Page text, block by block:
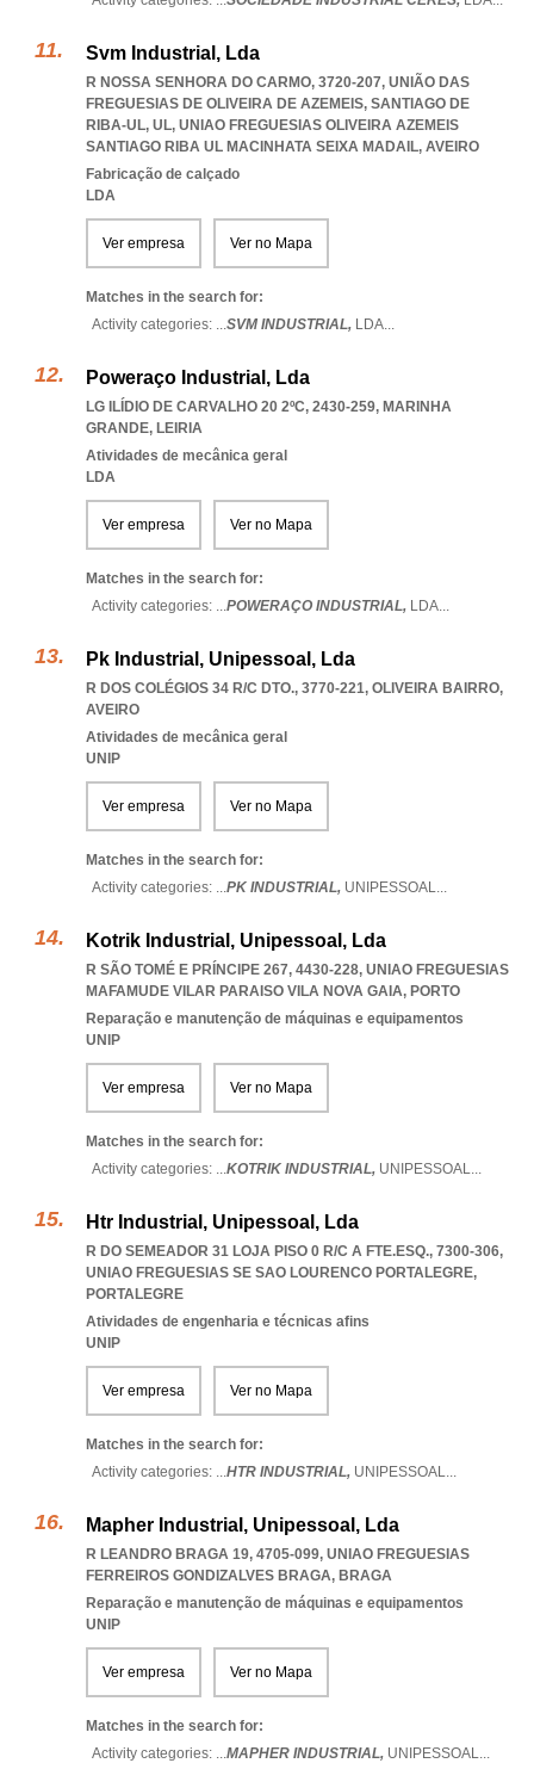
Svm Industrial, Lda
R NOSSA SENHORA DO CARMO, 3720-207, UNIÃO DAS
FREGUESIAS DE OLIVEIRA DE AZEMEIS, SANTIAGO DE
RIBA-UL, UL, UNIAO FREGUESIAS OLIVEIRA AZEMEIS
SANTIAGO RIBA UL MACINHATA SEIXA MADAIL, AVEIRO
Fabricação de calçado
LDA
Ver empresa Ver no Mapa
Matches in the search for:
Activity categories: ...SVM INDUSTRIAL, LDA...
Poweraço Industrial, Lda
LG ILÍDIO DE CARVALHO 20 2ºC, 2430-259, MARINHA
GRANDE, LEIRIA
Atividades de mecânica geral
LDA
Ver empresa Ver no Mapa
Matches in the search for:
Activity categories: ...POWERAÇO INDUSTRIAL, LDA...
Pk Industrial, Unipessoal, Lda
R DOS COLÉGIOS 34 R/C DTO., 3770-221, OLIVEIRA BAIRRO,
AVEIRO
Atividades de mecânica geral
UNIP
Ver empresa Ver no Mapa
Matches in the search for:
Activity categories: ...PK INDUSTRIAL, UNIPESSOAL...
Kotrik Industrial, Unipessoal, Lda
R SÃO TOMÉ E PRÍNCIPE 267, 4430-228, UNIAO FREGUESIAS
MAFAMUDE VILAR PARAISO VILA NOVA GAIA, PORTO
Reparação e manutenção de máquinas e equipamentos
UNIP
Ver empresa Ver no Mapa
Matches in the search for:
Activity categories: ...KOTRIK INDUSTRIAL, UNIPESSOAL...
Htr Industrial, Unipessoal, Lda
R DO SEMEADOR 31 LOJA PISO 0 R/C A FTE.ESQ., 7300-306,
UNIAO FREGUESIAS SE SAO LOURENCO PORTALEGRE,
PORTALEGRE
Atividades de engenharia e técnicas afins
UNIP
Ver empresa Ver no Mapa
Matches in the search for:
Activity categories: ...HTR INDUSTRIAL, UNIPESSOAL...
Mapher Industrial, Unipessoal, Lda
R LEANDRO BRAGA 19, 4705-099, UNIAO FREGUESIAS
FERREIROS GONDIZALVES BRAGA, BRAGA
Reparação e manutenção de máquinas e equipamentos
UNIP
Ver empresa Ver no Mapa
Matches in the search for:
Activity categories: ...MAPHER INDUSTRIAL, UNIPESSOAL...